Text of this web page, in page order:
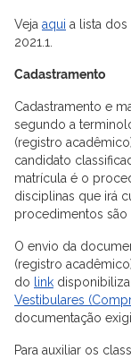
Veja aqui a lista dos
2021.1.
Cadastramento
Cadastramento e
segundo a
(registro
candidato
matrícula é o
disciplinas que irá
procedimentos são
O envio da
(registro
do link
Vestibulares
documentação
Para auxiliar os